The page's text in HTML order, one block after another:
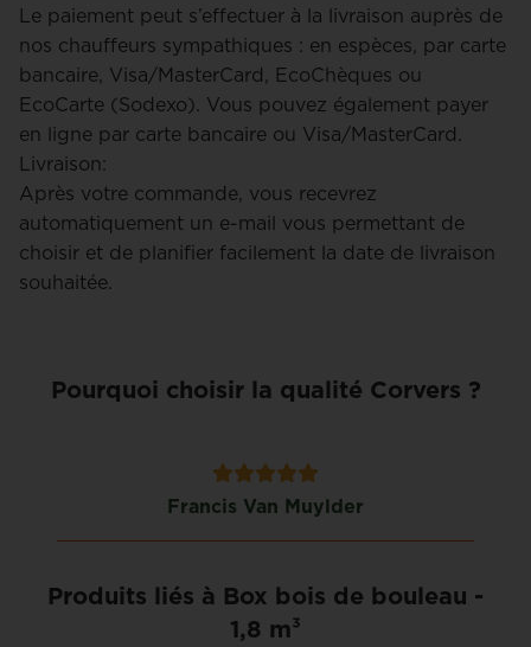
Le paiement peut s’effectuer à la livraison auprès de
nos chauffeurs sympathiques : en espèces, par carte
bancaire, Visa/MasterCard, EcoChèques ou
EcoCarte (Sodexo). Vous pouvez également payer
en ligne par carte bancaire ou Visa/MasterCard.
Livraison:
Après votre commande, vous recevrez
automatiquement un e-mail vous permettant de
choisir et de planifier facilement la date de livraison
souhaitée.
Pourquoi choisir la qualité Corvers ?
Francis Van Muylder
Produits liés à Box bois de bouleau -
1,8 m³